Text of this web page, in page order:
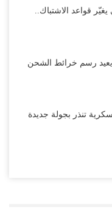
قواعد الاشتباك..
يعيد رسم خرائط الشحن
تنذر بجولة جديدة